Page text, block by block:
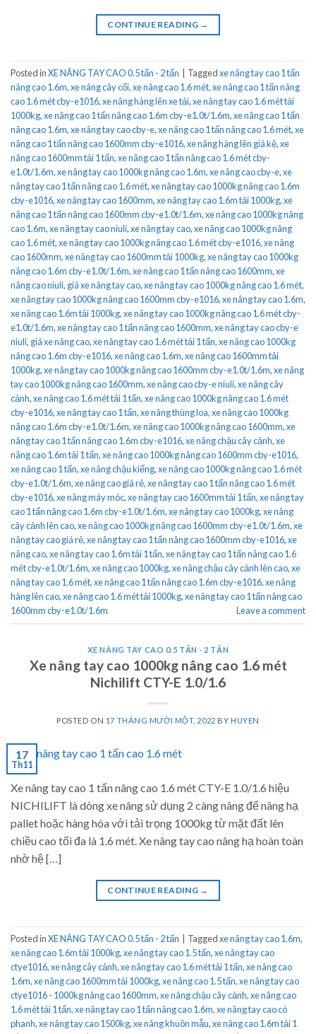
CONTINUE READING →
Posted inXE NÂNG TAY CAO 0.5 tấn - 2 tấn Taggedxe nâng tay cao 1 tấn
nâng cao 1.6m,xe nâng cây cối,xe nâng cao 1.6 mét,xe nâng cao 1 tấn nâng
cao 1.6 mét cby-e1016,xe nâng hàng lên xe tải,xe nâng tay cao 1.6 mét tải
1000kg,xe nâng cao 1 tấn nâng cao 1.6m cby-e1.0t/1.6m,xe nâng cao 1 tấn
nâng cao 1.6m,xe nâng tay cao cby-e,xe nâng cao 1 tấn nâng cao 1.6 mét,xe
nâng cao 1 tấn nâng cao 1600mm cby-e1016,xe nâng hàng lên giá kệ,xe
nâng cao 1600mm tải 1 tấn,xe nâng cao 1 tấn nâng cao 1.6 mét cby-
e1.0t/1.6m,xe nâng tay cao 1000kg nâng cao 1.6m,xe nâng cao cby-e,xe
nâng tay cao 1 tấn nâng cao 1.6 mét,xe nâng tay cao 1000kg nâng cao 1.6m
cby-e1016,xe nâng tay cao 1600mm,xe nâng tay cao 1.6m tải 1000kg,xe
nâng cao 1 tấn nâng cao 1600mm cby-e1.0t/1.6m,xe nâng cao 1000kg nâng
cao 1.6m,xe nâng tay cao niuli,xe nâng tay cao,xe nâng cao 1000kg nâng
cao 1.6 mét,xe nâng tay cao 1000kg nâng cao 1.6 mét cby-e1016,xe nâng
cao 1600mm,xe nâng tay cao 1600mm tải 1000kg,xe nâng tay cao 1000kg
nâng cao 1.6m cby-e1.0t/1.6m,xe nâng cao 1 tấn nâng cao 1600mm,xe
nâng cao niuli, giá xe nâng tay cao,xe nâng tay cao 1000kg nâng cao 1.6 mét,
xe nâng tay cao 1000kg nâng cao 1600mm cby-e1016,xe nâng tay cao 1.6m,
xe nâng cao 1.6m tải 1000kg,xe nâng tay cao 1000kg nâng cao 1.6 mét cby-
e1.0t/1.6m,xe nâng tay cao 1 tấn nâng cao 1600mm,xe nâng tay cao cby-e
niuli, giá xe nâng cao,xe nâng tay cao 1.6 mét tải 1 tấn,xe nâng cao 1000kg
nâng cao 1.6m cby-e1016,xe nâng cao 1.6m,xe nâng cao 1600mm tải
1000kg,xe nâng tay cao 1000kg nâng cao 1600mm cby-e1.0t/1.6m,xe nâng
tay cao 1000kg nâng cao 1600mm,xe nâng cao cby-e niuli,xe nâng cây
cảnh,xe nâng cao 1.6 mét tải 1 tấn,xe nâng cao 1000kg nâng cao 1.6 mét
cby-e1016,xe nâng tay cao 1 tấn,xe nâng thùng loa,xe nâng cao 1000kg
nâng cao 1.6m cby-e1.0t/1.6m,xe nâng cao 1000kg nâng cao 1600mm,xe
nâng tay cao 1 tấn nâng cao 1.6m cby-e1016,xe nâng chậu cây cảnh,xe
nâng cao 1.6m tải 1 tấn,xe nâng cao 1000kg nâng cao 1600mm cby-e1016,
xe nâng cao 1 tấn,xe nâng chậu kiểng,xe nâng cao 1000kg nâng cao 1.6 mét
cby-e1.0t/1.6m,xe nâng cao giá rẻ,xe nâng tay cao 1 tấn nâng cao 1.6 mét
cby-e1016,xe nâng máy móc,xe nâng tay cao 1600mm tải 1 tấn,xe nâng tay
cao 1 tấn nâng cao 1.6m cby-e1.0t/1.6m,xe nâng tay cao 1000kg,xe nâng
cây cảnh lên cao,xe nâng cao 1000kg nâng cao 1600mm cby-e1.0t/1.6m,xe
nâng tay cao giá rẻ,xe nâng tay cao 1 tấn nâng cao 1600mm cby-e1016,xe
nâng cao,xe nâng tay cao 1.6m tải 1 tấn,xe nâng tay cao 1 tấn nâng cao 1.6
mét cby-e1.0t/1.6m,xe nâng cao 1000kg,xe nâng chậu cây cảnh lên cao,xe
nâng tay cao 1.6 mét,xe nâng cao 1 tấn nâng cao 1.6m cby-e1016,xe nâng
hàng lên cao,xe nâng cao 1.6 mét tải 1000kg,xe nâng tay cao 1 tấn nâng cao
1600mm cby-e1.0t/1.6m
Leave a comment
XE NÂNG TAY CAO 0.5 TẤN - 2 TẤN
Xe nâng tay cao 1000kg nâng cao 1.6 mét
Nichilift CTY-E 1.0/1.6
POSTED ON 17 THÁNG MƯỜI MỘT, 2022 BY HUYEN
17
Th11
Xe nâng tay cao 1 tấn nâng cao 1.6 mét CTY-E 1.0/1.6 hiệu
NICHILIFT là dòng xe nâng sử dụng 2 càng nâng để nâng hạ
pallet hoặc hàng hóa với tải trọng 1000kg từ mặt đất lên
chiều cao tối đa là 1.6 mét. Xe nâng tay cao nâng hạ hoàn toàn
nhờ hệ […]
CONTINUE READING →
Posted inXE NÂNG TAY CAO 0.5 tấn - 2 tấn Taggedxe nâng tay cao 1.6m,
xe nâng cao 1.6m tải 1000kg,xe nâng tay cao 1.5 tấn,xe nâng tay cao
ctye1016,xe nâng cây cảnh,xe nâng tay cao 1.6 mét tải 1 tấn,xe nâng cao
1.6m,xe nâng cao 1600mm tải 1000kg,xe nâng cao 1.5 tấn,xe nâng tay cao
ctye1016 - 1000kg nâng cao 1600mm,xe nâng chậu cây cảnh,xe nâng cao
1.6 mét tải 1 tấn,xe nâng tay cao 1 tấn nâng cao 1.6m,xe nâng tay cao có
phanh,xe nâng tay cao 1500kg,xe nâng khuôn mẫu,xe nâng cao 1.6m tải 1